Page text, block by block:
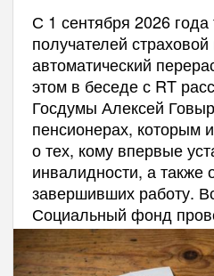
С 1 сентября 2026 года
получателей
автоматический
этом в беседе с RT
Госдумы Алексей
пенсионерах, которым
о тех, кому впервые
инвалидности, а также
завершивших работу.
Социальный фонд